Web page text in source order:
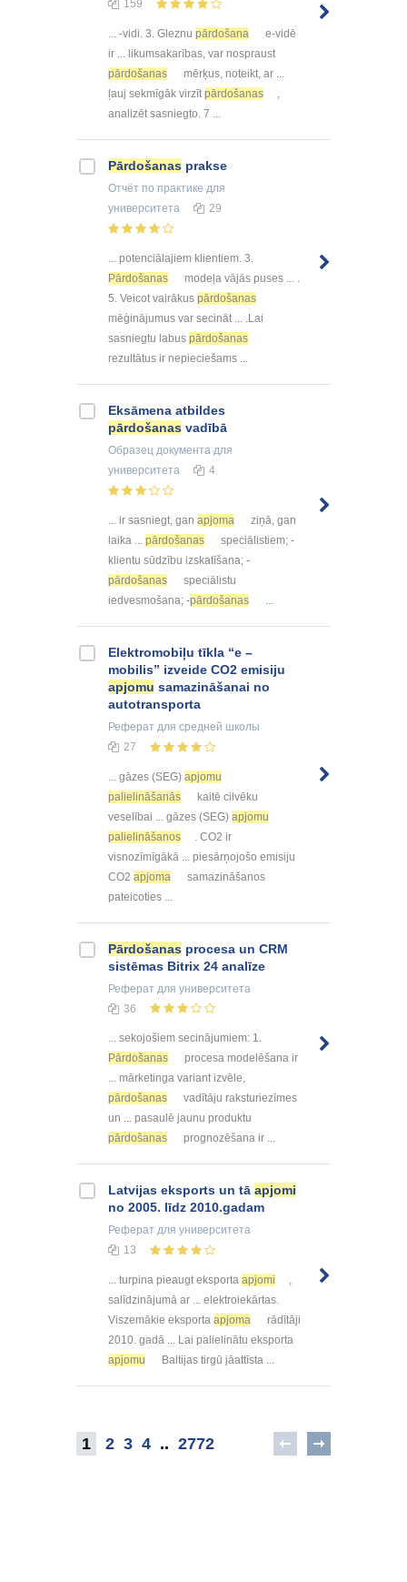
159
... -vidi. 3. Gleznu pārdošana
e-vidē
ir ... likumsakarības, var nospraust
pārdošanas
mērķus, noteikt, ar ...
ļauj sekmīgāk virzītpārdošanas
,
analizēt sasniegto. 7 ...
Pārdošanas prakse
Отчёт по практике для
университета
29
... potenciālajiem klientiem. 3.
Pārdošanas
modeļa vājās puses ... .
5. Veicot vairākus pārdošanas
mēģinājumus var secināt ... .Lai
sasniegtu labus pārdošanas
rezultātus ir nepieciešams ...
Eksāmena atbildes
pārdošanas vadībā
Образец документа для
университета
4
... ir sasniegt, gan apjoma
ziņā, gan
laika ... pārdošanas
speciālistiem; -
klientu sūdzību izskatīšana; -
pārdošanas
speciālistu
iedvesmošana; -pārdošanas
Elektromobiļu tīkla “e –
mobilis” izveide CO2 emisiju
apjomu samazināšanai no
autotransporta
Реферат для средней школы
27
... gāzes (SEG) apjomu
palielināšanās
kaitē cilvēku
veselībai ... gāzes (SEG) apjomu
palielināšanos
. CO2 ir
visnozīmīgākā ... piesārņojošo emisiju
CO2 apjoma
samazināšanos
pateicoties ...
Pārdošanas procesa un CRM
sistēmas Bitrix 24 analīze
Реферат для университета
36
... sekojošiem secinājumiem: 1.
Pārdošanas
procesa modelēšana ir
... mārketinga variant izvēle,
pārdošanas
vadītāju raksturiezīmes
un ... pasaulē jaunu produktu
pārdošanas
prognozēšana ir ...
Latvijas eksports un tā apjomi
no 2005. līdz 2010.gadam
Реферат для университета
13
... turpina pieaugt eksporta apjomi
,
salīdzinājumā ar ... elektroiekārtas.
Viszemākie eksporta apjoma
rādītāji
2010. gadā ... Lai palielinātu eksporta
apjomu
Baltijas tirgū jāattīsta ...
1 2 3 4 .. 2772